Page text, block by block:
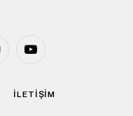
YouTube
İLETİŞİM